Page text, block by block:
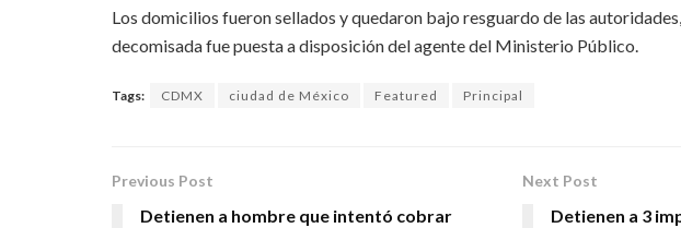
Los domicilios fueron sellados y quedaron bajo resguardo de las
decomisada fue puesta a disposición del agente del Ministerio Público.
Tags: CDMX ciudad de México Featured Principal
Previous Post
Detienen a hombre que intentó cobrar
Next Post
Detienen a 3